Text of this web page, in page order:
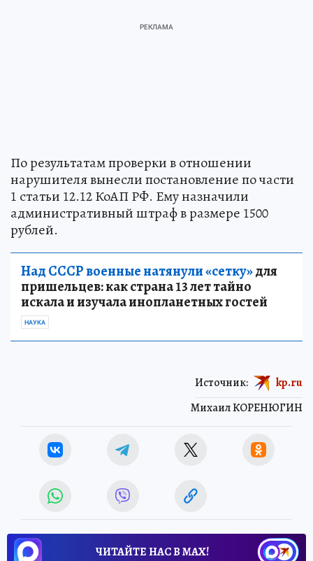
По результатам проверки в отношении
нарушителя вынесли постановление по части
1 статьи 12.12 КоАП РФ. Ему назначили
административный штраф в размере 1500
рублей.
Над СССР военные натянули «сетку»для
пришельцев: как страна 13 лет тайно
искала и изучала инопланетных гостей
НАУКА
Михаил КОРЕНЮГИН
Источник: kp.ru
ЧИТАЙТЕ НАС В МАХ!